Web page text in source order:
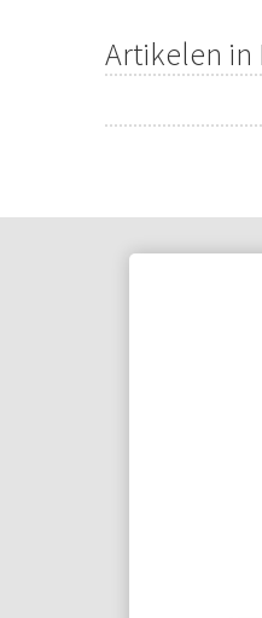
Artikelen in